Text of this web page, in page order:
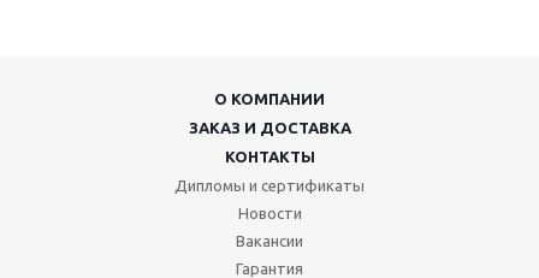
О КОМПАНИИ
ЗАКАЗ И ДОСТАВКА
КОНТАКТЫ
Дипломы и сертификаты
Новости
Вакансии
Гарантия